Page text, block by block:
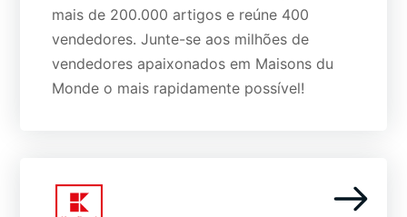
mais de 200.000 artigos e reúne 400
vendedores. Junte-se aos milhões de
vendedores apaixonados em Maisons du
Monde o mais rapidamente possível!